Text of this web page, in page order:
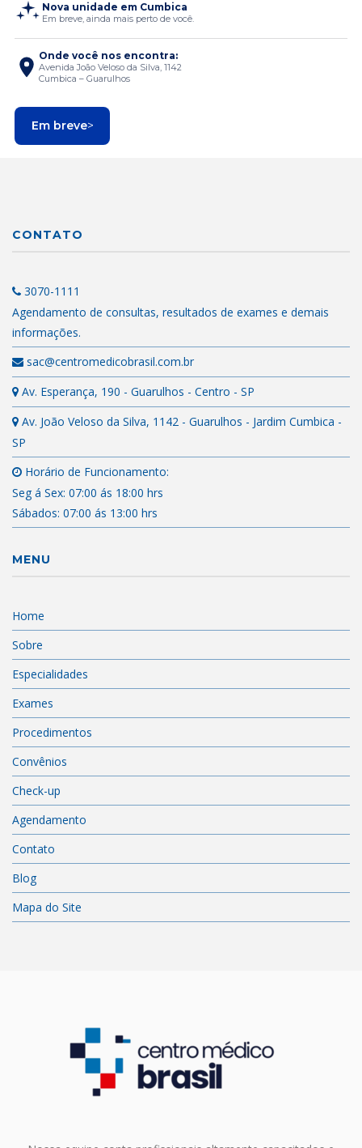
Nova unidade em Cumbica
Em breve, ainda mais perto de você.
Onde você nos encontra:
Avenida João Veloso da Silva, 1142
Cumbica – Guarulhos
Em breve>
CONTATO
3070-1111
Agendamento de consultas, resultados de exames e demais
informações.
sac@centromedicobrasil.com.br
Av. Esperança, 190 - Guarulhos - Centro - SP
Av. João Veloso da Silva, 1142 - Guarulhos - Jardim Cumbica -
SP
Horário de Funcionamento:
Seg á Sex: 07:00 ás 18:00 hrs
Sábados: 07:00 ás 13:00 hrs
MENU
Home
Sobre
Especialidades
Exames
Procedimentos
Convênios
Check-up
Agendamento
Contato
Blog
Mapa do Site